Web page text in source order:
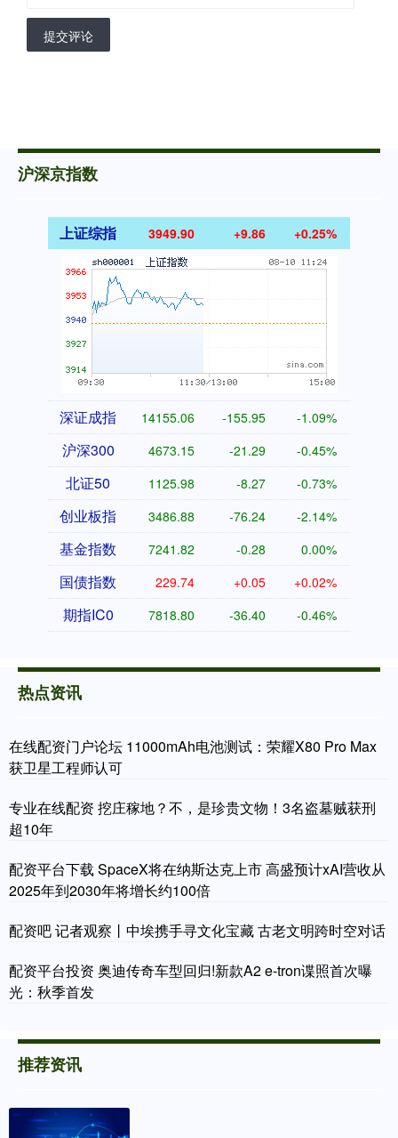
提交评论
沪深京指数
上证综指 3949.90 +9.86 +0.25%
深证成指 14155.06 -155.95 -1.09%
沪深300 4673.15 -21.29 -0.45%
北证50 1125.98 -8.27 -0.73%
创业板指 3486.88 -76.24 -2.14%
基金指数 7241.82 -0.28 0.00%
国债指数 229.74 +0.05 +0.02%
期指IC0 7818.80 -36.40 -0.46%
热点资讯
在线配资门户论坛 11000mAh电池测试：荣耀X80 Pro Max
获卫星工程师认可
专业在线配资 挖庄稼地？不，是珍贵文物！3名盗墓贼获刑
超10年
配资平台下载 SpaceX将在纳斯达克上市 高盛预计xAI营收从
2025年到2030年将增长约100倍
配资吧 记者观察丨中埃携手寻文化宝藏 古老文明跨时空对话
配资平台投资 奥迪传奇车型回归!新款A2 e-tron谍照首次曝
光：秋季首发
推荐资讯